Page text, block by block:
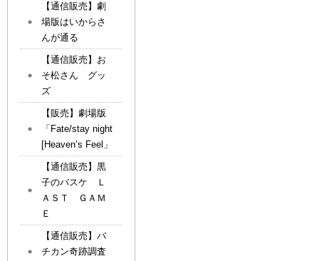
【通信販売】劇
場版はいからさ
んが通る
【通信販売】お
そ松さん グッ
ズ
【販売】劇場版
「Fate/stay night
[Heaven’s Feel」
【通信販売】黒
子のバスケ Ｌ
ＡＳＴ ＧＡＭ
Ｅ
【通信販売】バ
チカン奇跡調査